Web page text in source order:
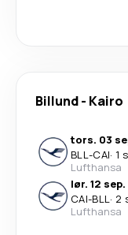
Billund- Kairo
tors. 03
BLL-CAI· 1
Lufthansa
lør. 12 sep.
CAI-BLL· 2
Lufthansa